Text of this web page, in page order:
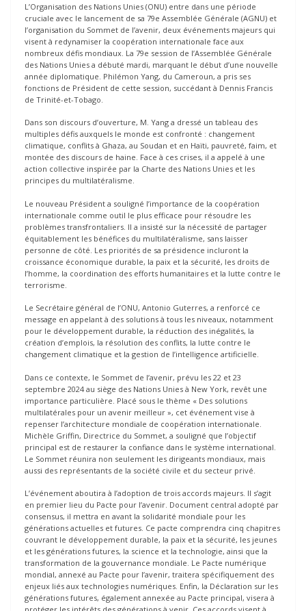
L’Organisation des Nations Unies (ONU) entre dans une période
cruciale avec le lancement de sa 79e Assemblée Générale (AGNU) et
l’organisation du Sommet de l’avenir, deux événements majeurs qui
visent à redynamiser la coopération internationale face aux
nombreux défis mondiaux. La 79e session de l’Assemblée Générale
des Nations Unies a débuté mardi, marquant le début d’une nouvelle
année diplomatique. Philémon Yang, du Cameroun, a pris ses
fonctions de Président de cette session, succédant à Dennis Francis
de Trinité-et-Tobago.
Dans son discours d’ouverture, M. Yang a dressé un tableau des
multiples défis auxquels le monde est confronté : changement
climatique, conflits à Ghaza, au Soudan et en Haïti, pauvreté, faim, et
montée des discours de haine. Face à ces crises, il a appelé à une
action collective inspirée par la Charte des Nations Unies et les
principes du multilatéralisme.
Le nouveau Président a souligné l’importance de la coopération
internationale comme outil le plus efficace pour résoudre les
problèmes transfrontaliers. Il a insisté sur la nécessité de partager
équitablement les bénéfices du multilatéralisme, sans laisser
personne de côté. Les priorités de sa présidence incluront la
croissance économique durable, la paix et la sécurité, les droits de
l’homme, la coordination des efforts humanitaires et la lutte contre le
terrorisme.
Le Secrétaire général de l’ONU, Antonio Guterres, a renforcé ce
message en appelant à des solutions à tous les niveaux, notamment
pour le développement durable, la réduction des inégalités, la
création d’emplois, la résolution des conflits, la lutte contre le
changement climatique et la gestion de l’intelligence artificielle.
Dans ce contexte, le Sommet de l’avenir, prévu les 22 et 23
septembre 2024 au siège des Nations Unies à New York, revêt une
importance particulière. Placé sous le thème « Des solutions
multilatérales pour un avenir meilleur », cet événement vise à
repenser l’architecture mondiale de coopération internationale.
Michèle Griffin, Directrice du Sommet, a souligné que l’objectif
principal est de restaurer la confiance dans le système international.
Le Sommet réunira non seulement les dirigeants mondiaux, mais
aussi des représentants de la société civile et du secteur privé.
L’événement aboutira à l’adoption de trois accords majeurs. Il s’agit
en premier lieu du Pacte pour l’avenir. Document central adopté par
consensus, il mettra en avant la solidarité mondiale pour les
générations actuelles et futures. Ce pacte comprendra cinq chapitres
couvrant le développement durable, la paix et la sécurité, les jeunes
et les générations futures, la science et la technologie, ainsi que la
transformation de la gouvernance mondiale. Le Pacte numérique
mondial, annexé au Pacte pour l’avenir, traitera spécifiquement des
enjeux liés aux technologies numériques. Enfin, la Déclaration sur les
générations futures, également annexée au Pacte principal, visera à